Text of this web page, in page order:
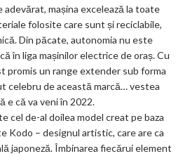
adevărat, mașina excelează la toate
folosite care sunt și reciclabile,
Din păcate, autonomia nu este
în liga mașinilor electrice de oraș. Cu
promis un range extender sub forma
celebru de această marcă… vestea
e că va veni în 2022.
cel de-al doilea model creat pe baza
Kodo – designul artistic, care are ca
japoneză. Îmbinarea fiecărui element